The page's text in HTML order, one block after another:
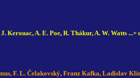
A. E. Poe, R. Thákur, A. W. Watts
F. L. Čelakovský, Franz Kafka, Ladislav